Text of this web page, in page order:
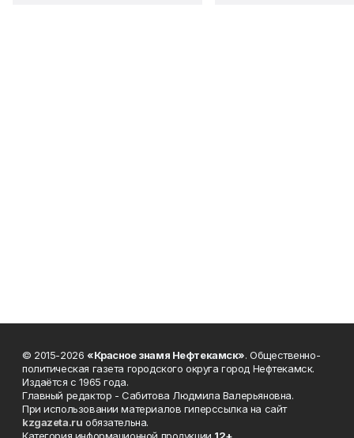
© 2015-2026 «Красное знамя Нефтекамск». Общественно-
политическая газета городского округа город Нефтекамск.
Издаётся с 1965 года.
Главный редактор - Сабитова Людмила Валерьяновна.
При использовании материалов гиперссылка на сайт
kzgazeta.ru обязательна.